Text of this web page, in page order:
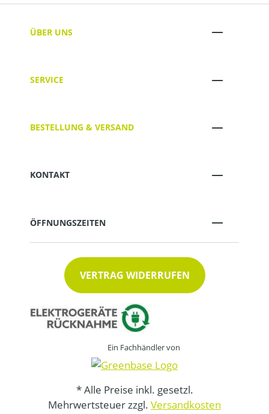
ÜBER UNS
SERVICE
BESTELLUNG & VERSAND
KONTAKT
ÖFFNUNGSZEITEN
VERTRAG WIDERRUFEN
Ein Fachhändler von
* Alle Preise inkl. gesetzl.
Mehrwertsteuer zzgl. Versandkosten